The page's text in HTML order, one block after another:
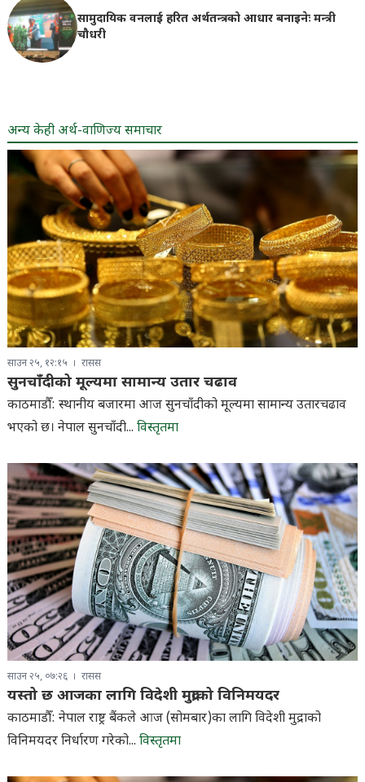
सामुदायिक वनलाई हरित अर्थतन्त्रको आधार बनाइनेः मन्त्री
चौधरी
अन्य केही अर्थ-वाणिज्य समाचार
साउन २५, १२:१५ रासस
सुनचाँदीको मूल्यमा सामान्य उतार चढाव
काठमाडौँ: स्थानीय बजारमा आज सुनचाँदीको मूल्यमा सामान्य उतारचढाव
भएको छ। नेपाल सुनचाँदी... विस्तृतमा
साउन २५, ०७:२६ रासस
यस्तो छ आजका लागि विदेशी मुद्राको विनिमयदर
काठमाडौँ: नेपाल राष्ट्र बैंकले आज (सोमबार)का लागि विदेशी मुद्राको
विनिमयदर निर्धारण गरेको... विस्तृतमा